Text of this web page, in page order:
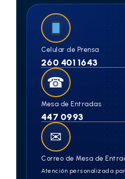
Celular de Prensa
260 401 1643
☎
Mesa de Entradas
447 0993
✉
Correo de Mesa de
Atención personalizada